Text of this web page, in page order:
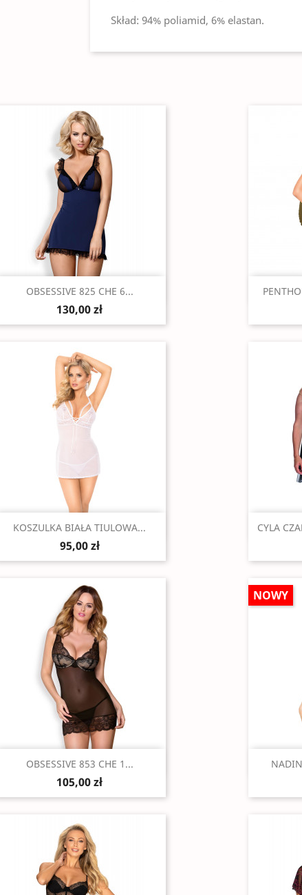
Skład: 94% poliamid, 6% elastan.
Szybki podgląd
OBSESSIVE 825 CHE 6...
130,00 zł

 Szybki podgląd
KOSZULKA BIAŁA TIULOWA...
95,00 zł

CYLA
Szybki podgląd
OBSESSIVE 853 CHE 1...
105,00 zł

NOWY